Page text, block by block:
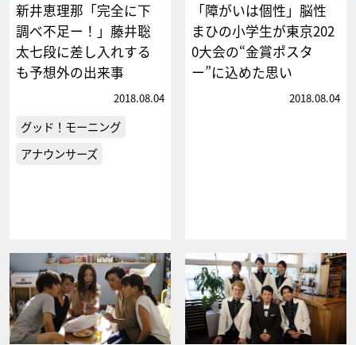
新井恵理那「完全に下
調べ不足ー！」藤井聡
太七段に差し入れする
も予想外の出来事
2018.08.04
グッド！モーニング
アナウンサーズ
「障がいは個性」脳性
まひの小学生が東京202
0大会の“金賞ポスタ
ー”に込めた思い
2018.08.04